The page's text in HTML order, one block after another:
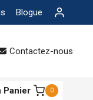
Blogue
Contactez-nous
Panier 0